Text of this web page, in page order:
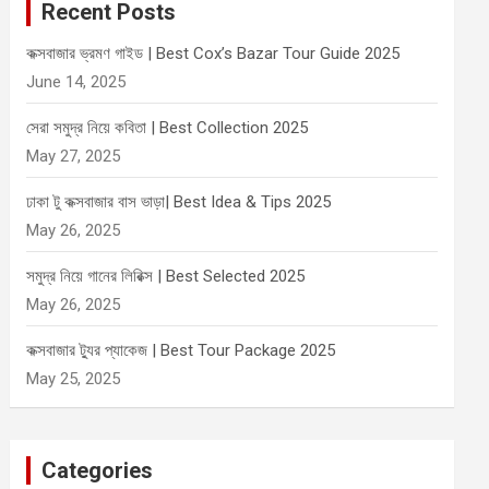
Recent Posts
কক্সবাজার ভ্রমণ গাইড | Best Cox’s Bazar Tour Guide 2025
June 14, 2025
সেরা সমুদ্র নিয়ে কবিতা | Best Collection 2025
May 27, 2025
ঢাকা টু কক্সবাজার বাস ভাড়া| Best Idea & Tips 2025
May 26, 2025
সমুদ্র নিয়ে গানের লিরিক্স | Best Selected 2025
May 26, 2025
কক্সবাজার ট্যুর প্যাকেজ | Best Tour Package 2025
May 25, 2025
Categories